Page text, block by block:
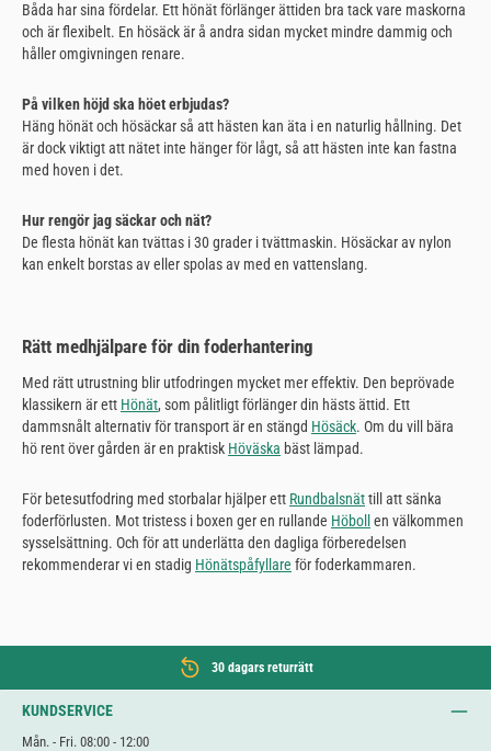
Båda har sina fördelar. Ett hönät förlänger ättiden bra tack vare maskorna
och är flexibelt. En hösäck är å andra sidan mycket mindre dammig och
håller omgivningen renare.
På vilken höjd ska höet erbjudas?
Häng hönät och hösäckar så att hästen kan äta i en naturlig hållning. Det
är dock viktigt att nätet inte hänger för lågt, så att hästen inte kan fastna
med hoven i det.
Hur rengör jag säckar och nät?
De flesta hönät kan tvättas i 30 grader i tvättmaskin. Hösäckar av nylon
kan enkelt borstas av eller spolas av med en vattenslang.
Rätt medhjälpare för din foderhantering
Med rätt utrustning blir utfodringen mycket mer effektiv. Den beprövade
klassikern är ett Hönät, som pålitligt förlänger din hästs ättid. Ett
dammsnålt alternativ för transport är en stängd Hösäck. Om du vill bära
hö rent över gården är en praktisk Höväska bäst lämpad.
För betesutfodring med storbalar hjälper ett Rundbalsnättill att sänka
foderförlusten. Mot tristess i boxen ger en rullande Höboll en välkommen
sysselsättning. Och för att underlätta den dagliga förberedelsen
rekommenderar vi en stadig Hönätspåfyllare för foderkammaren.
30 dagars returrätt
KUNDSERVICE
Mån. - Fri. 08:00 - 12:00